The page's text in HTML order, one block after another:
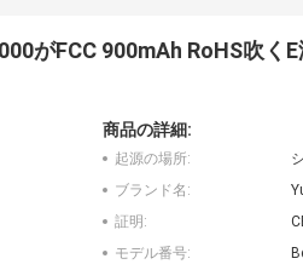
がFCC 900mAh RoHS吹
商品の詳細:
起源の場所:
ブランド名:
証明:
モデル番号: